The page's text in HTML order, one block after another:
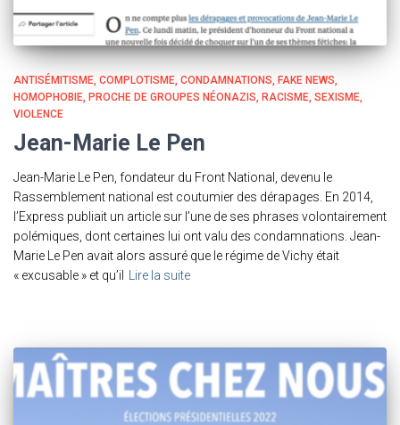
ANTISÉMITISME COMPLOTISME CONDAMNATIONS
FAKE NEWS
HOMOPHOBIE PROCHE DE GROUPES NÉONAZIS RACISME SEXISME
VIOLENCE
Jean-Marie Le Pen
Jean-Marie Le Pen, fondateur du Front National, devenu le
Rassemblement national est coutumier des dérapages. En 2014,
l’Express publiait un article sur l’une de ses phrases volontairement
polémiques, dont certaines lui ont valu des condamnations. Jean-
Marie Le Pen avait alors assuré que le régime de Vichy était
« excusable » et qu’il
Lire la suite